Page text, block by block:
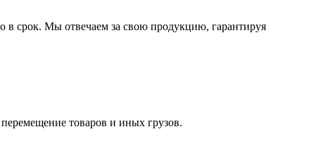
в срок. Мы отвечаем за свою продукцию, гарантируя
товаров и иных грузов.